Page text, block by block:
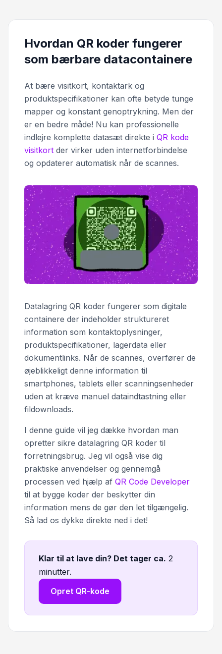
Hvordan QR koder fungerer
som bærbare datacontainere
At bære visitkort, kontaktark og
produktspecifikationer kan ofte betyde tunge
mapper og konstant genoptrykning. Men der
er en bedre måde! Nu kan professionelle
indlejre komplette datasæt direkte i QR kode
visitkort der virker uden internetforbindelse
og opdaterer automatisk når de scannes.
Datalagring QR koder fungerer som digitale
containere der indeholder struktureret
information som kontaktoplysninger,
produktspecifikationer, lagerdata eller
dokumentlinks. Når de scannes, overfører de
øjeblikkeligt denne information til
smartphones, tablets eller scanningsenheder
uden at kræve manuel dataindtastning eller
fildownloads.
I denne guide vil jeg dække hvordan man
opretter sikre datalagring QR koder til
forretningsbrug. Jeg vil også vise dig
praktiske anvendelser og gennemgå
processen ved hjælp af QR Code Developer
til at bygge koder der beskytter din
information mens de gør den let tilgængelig.
Så lad os dykke direkte ned i det!
Klar til at lave din? Det tager ca. 2
minutter.
Opret QR-kode